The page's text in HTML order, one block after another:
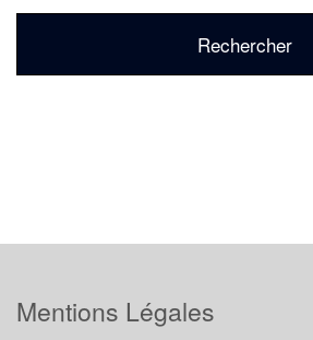
Mentions Légales